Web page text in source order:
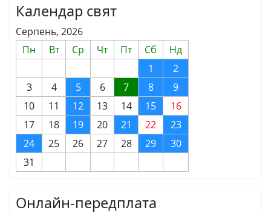
Календар свят
Серпень, 2026
Пн
Вт Ср Чт Пт Сб
Нд
1
2
3
4 5 6 7 8
9
10
11 12 13 14 15
16
17
18 19 20 21 22
23
24
25 26 27 28 29
30
31
Онлайн-передплата